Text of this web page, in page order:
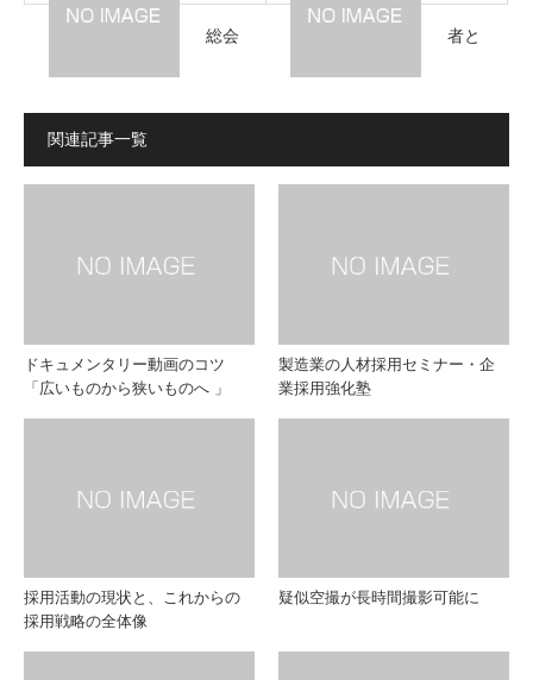
総会 者と
に残
関連記事一覧
ドキュメンタリー動画のコツ
「広いものから狭いものへ 」
製造業の人材採用セミナー・企
業採用強化塾
採用活動の現状と、これからの
採用戦略の全体像
疑似空撮が長時間撮影可能に